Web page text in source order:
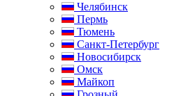
Челябинск
Пермь
Тюмень
Санкт-Петербург
Новосибирск
Омск
Майкоп